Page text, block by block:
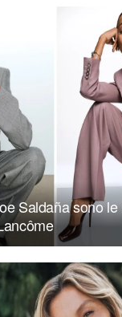
Saldaña sono